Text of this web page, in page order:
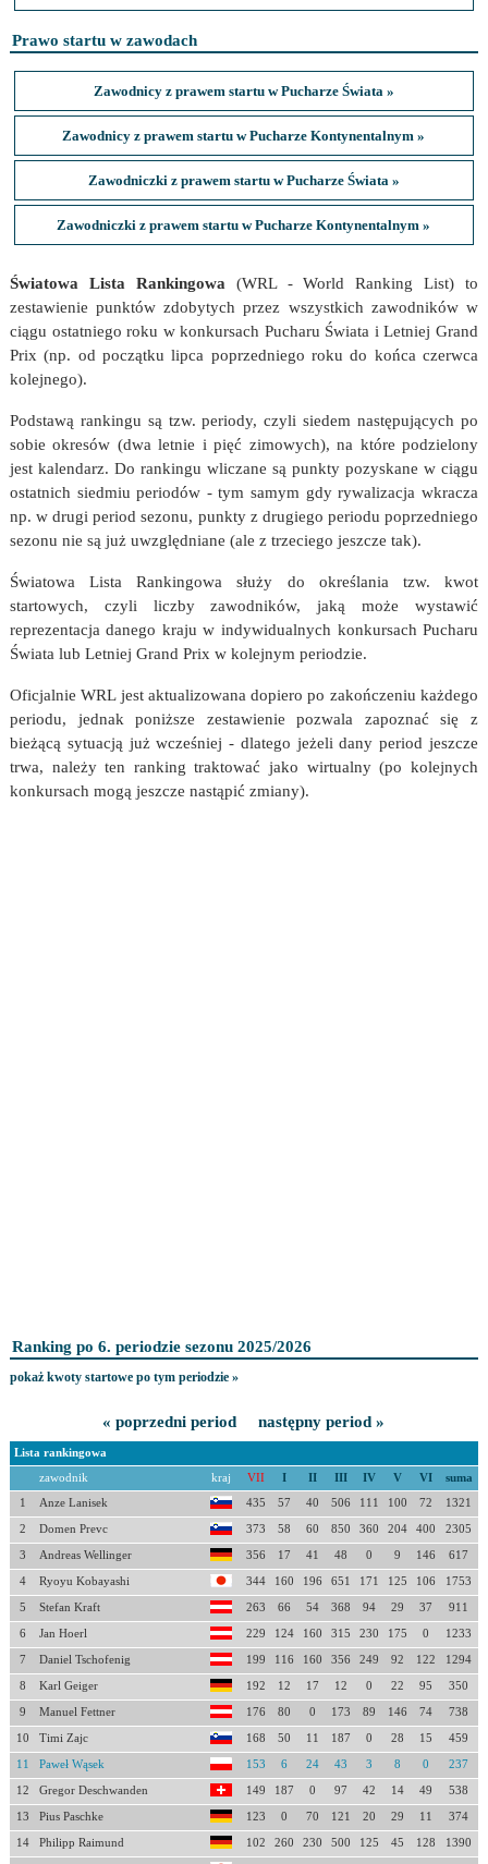
Prawo startu w zawodach
Zawodnicy z prawem startu w Pucharze Świata »
Zawodnicy z prawem startu w Pucharze Kontynentalnym »
Zawodniczki z prawem startu w Pucharze Świata »
Zawodniczki z prawem startu w Pucharze Kontynentalnym »
Światowa Lista Rankingowa (WRL - World Ranking List) to
zestawienie punktów zdobytych przez wszystkich zawodników w
ciągu ostatniego roku w konkursach Pucharu Świata i Letniej Grand
Prix (np. od początku lipca poprzedniego roku do końca czerwca
kolejnego).
Podstawą rankingu są tzw. periody, czyli siedem następujących po
sobie okresów (dwa letnie i pięć zimowych), na które podzielony
jest kalendarz. Do rankingu wliczane są punkty pozyskane w ciągu
ostatnich siedmiu periodów - tym samym gdy rywalizacja wkracza
np. w drugi period sezonu, punkty z drugiego periodu poprzedniego
sezonu nie są już uwzględniane (ale z trzeciego jeszcze tak).
Światowa Lista Rankingowa służy do określania tzw. kwot
startowych, czyli liczby zawodników, jaką może wystawić
reprezentacja danego kraju w indywidualnych konkursach Pucharu
Świata lub Letniej Grand Prix w kolejnym periodzie.
Oficjalnie WRL jest aktualizowana dopiero po zakończeniu każdego
periodu, jednak poniższe zestawienie pozwala zapoznać się z
bieżącą sytuacją już wcześniej - dlatego jeżeli dany period jeszcze
trwa, należy ten ranking traktować jako wirtualny (po kolejnych
konkursach mogą jeszcze nastąpić zmiany).
Ranking po 6. periodzie sezonu 2025/2026
pokaż kwoty startowe po tym periodzie »
« poprzedni period następny period »
Lista rankingowa
zawodnik kraj VII I II III IV V VI suma
1 Anze Lanisek 435 57 40 506 111 100 72 1321
2 Domen Prevc 373 58 60 850 360 204 400 2305
3 Andreas Wellinger 356 17 41 48 0 9 146 617
4 Ryoyu Kobayashi 344 160 196 651 171 125 106 1753
5 Stefan Kraft 263 66 54 368 94 29 37 911
6 Jan Hoerl 229 124 160 315 230 175 0 1233
7 Daniel Tschofenig 199 116 160 356 249 92 122 1294
8 Karl Geiger 192 12 17 12 0 22 95 350
9 Manuel Fettner 176 80 0 173 89 146 74 738
10 Timi Zajc 168 50 11 187 0 28 15 459
11 Paweł Wąsek 153 6 24 43 3 8 0 237
12 Gregor Deschwanden 149 187 0 97 42 14 49 538
13 Pius Paschke 123 0 70 121 20 29 11 374
14 Philipp Raimund 102 260 230 500 125 45 128 1390